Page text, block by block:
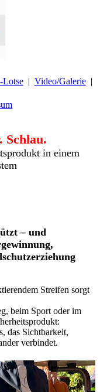
Lotse Video/Galerie
Schlau.
in einem
– und
Streifen sorgt
beim Sport oder im
das Sichtbarkeit,
verbindet.